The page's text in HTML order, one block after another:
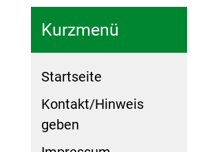
Kurzmenü
Startseite
Kontakt/Hinweis
geben